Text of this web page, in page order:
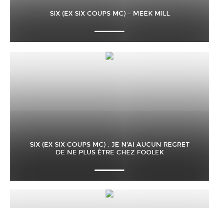
SIX (EX SIX COUPS MC) – MEEK MILL
SIX (EX SIX COUPS MC) : JE N’AI AUCUN REGRET
DE NE PLUS ÊTRE CHEZ FOOLEK